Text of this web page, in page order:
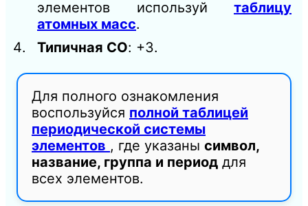
элементов используй таблицу
атомных масс.
Типичная СО: +3.
Для полного ознакомления
воспользуйся полной таблицей
периодической системы
элементов , где указаны символ,
название, группа и период для
всех элементов.